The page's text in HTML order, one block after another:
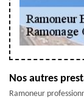
Nos autres
Ramoneur